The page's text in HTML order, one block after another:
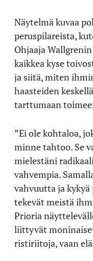
Näytelmä kuvaa
peruspilareista,
Ohjaaja
kaikkea kyse
ja siitä, miten
haasteiden
tarttumaan
”Ei ole kohtaloa,
minne tahtoo. Se
mielestäni
vahvempia.
vahvuutta ja
tekevät meistä
Prioria
liittyvät
ristiriitoja, vaan